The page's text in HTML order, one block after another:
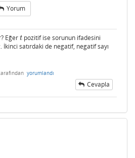
Yorum
Eğer t
t pozitif ise sorunun ifadesini
İkinci satırdaki de negatif, negatif sayı
yorumlandı
Cevapla